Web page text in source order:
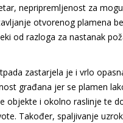
nepripremljenost za
otvorenog plamena
od razloga za nastanak
zastarjela je i vrlo
građana jer se plamen
objekte i okolno raslinje te
Također, spaljivanje